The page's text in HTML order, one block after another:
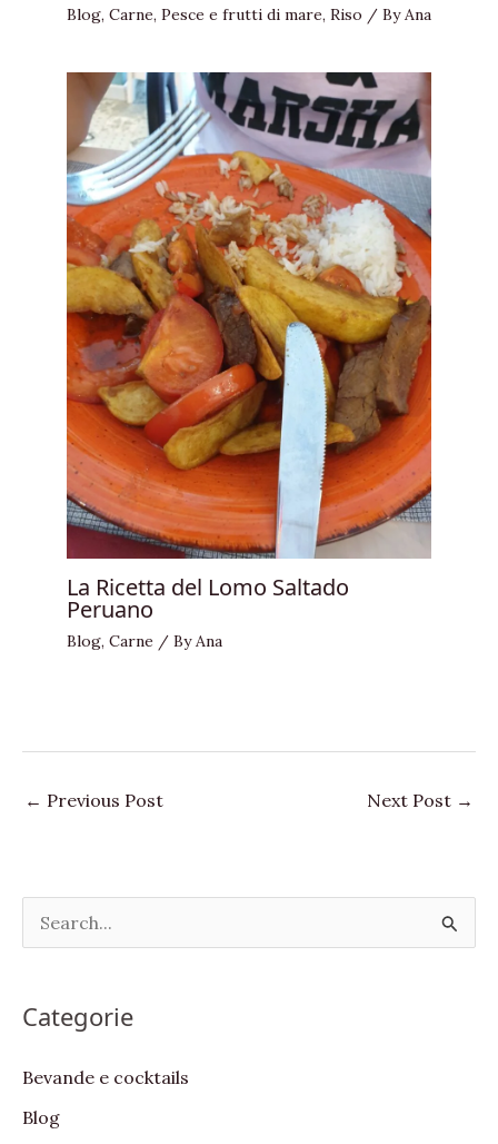
Blog, Carne, Pesce e frutti di mare, Riso / ByAna
La Ricetta del Lomo Saltado
Peruano
Blog, Carne / ByAna
← Previous Post Next Post →
e
r
h
f
Categorie
Bevande e cocktails
Blog